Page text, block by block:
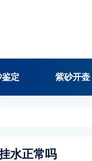
定 紫砂开壶
水正常吗